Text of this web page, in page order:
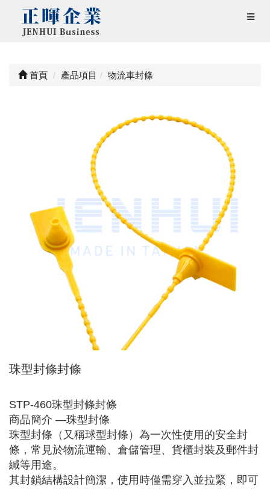
首頁 產品項目 物流車封條
珠型封條封條
STP-460珠型封條封條
商品簡介 —珠型封條
珠型封條（又稱球型封條）為一次性使用的安全封
條，常見於物流運輸、倉儲管理、貨櫃封裝及郵件封
緘等用途。
其封鎖結構設計簡潔，使用時僅需穿入並拉緊，即可